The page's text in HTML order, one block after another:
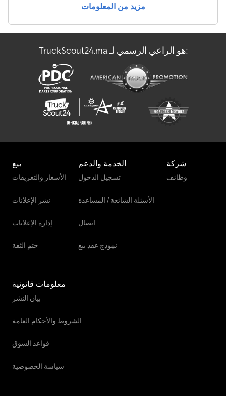
مزيد من المعلومات
TruckScout24.ma هو الراعي الرسمي لـ:
بيع
الأسعار والتعريفات
نشر الإعلانات
إدارة الإعلانات
ختم الثقة
الخدمة والدعم
تسجيل الدخول
الأسئلة الشائعة / المساعدة
اتصال
نموذج عقد بيع
شركة
وظائف
معلومات قانونية
بيان النشر
الشروط والأحكام العامة
قواعد السوق
سياسة الخصوصية